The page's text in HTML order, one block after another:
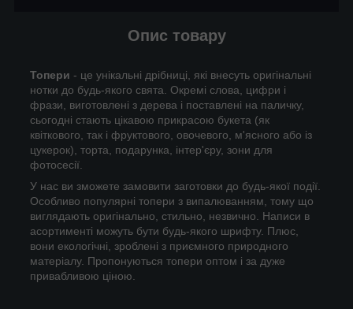
Опис товару
Топери - це унікальні дрібниці, які внесуть оригінальні
нотки до будь-якого свята. Окремі слова, цифри і
фрази, виготовлені з дерева і поставлені на паличку,
сьогодні стають цікавою прикрасою букета (як
квіткового, так і фруктового, овочевого, м'ясного або із
цукерок), торта, подарунка, інтер'єру, зони для
фотосесії.
У нас ви зможете замовити заготовки до будь-якої події.
Особливо популярні топери з випалюванням, тому що
виглядають оригінально, стильно, незвично. Написи в
асортименті можуть бути будь-якого шрифту. Плюс,
вони екологічні, зроблені з приємного природного
матеріалу. Пропонуються топери оптом і за дуже
привабливою ціною.